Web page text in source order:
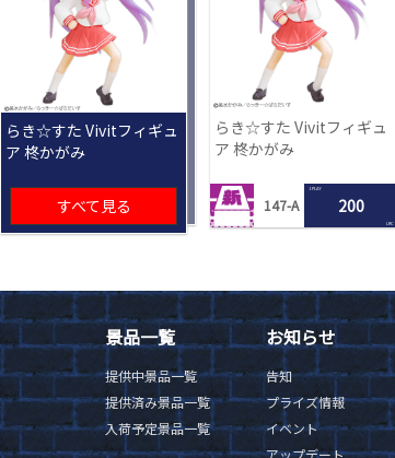
らき☆すた Vivitフィギュ
ア 柊かがみ
すべて見る
らき☆すた Vivitフィギュ
ア 柊かがみ
147-A
1 PLAY
200
LRC
景品一覧
提供中景品一覧
提供済み景品一覧
入荷予定景品一覧
お知らせ
告知
プライズ情報
イベント
アップデート